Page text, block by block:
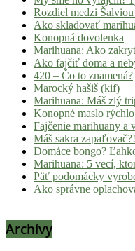
Rozdiel medzi
Ako skladovať
Konopná dovolenka
Marihuana: Ako
Ako fajčiť doma a
420 – Čo to znamená?
Marocký hašiš (kif)
Marihuana: Máš zlý
Konopné maslo
Fajčenie marihuany a
Máš sakra
Domáce bongo?
Marihuana: 5 vecí,
Päť podomácky
Ako správne
Archívy